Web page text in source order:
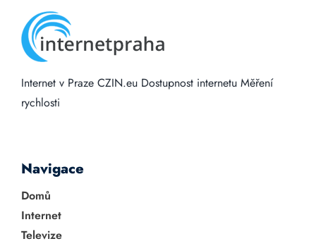
Internet v Praze CZIN.eu Dostupnost internetu Měření
rychlosti
Navigace
Domů
Internet
Televize